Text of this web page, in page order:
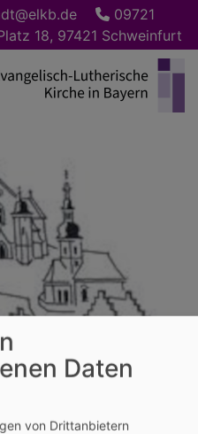
09721
18, 97421 Schweinfurt
Daten
von Drittanbietern